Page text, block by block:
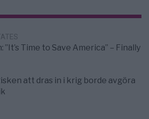
”It’s Time to Save America” – Finally
att dras in i krig borde avgöra